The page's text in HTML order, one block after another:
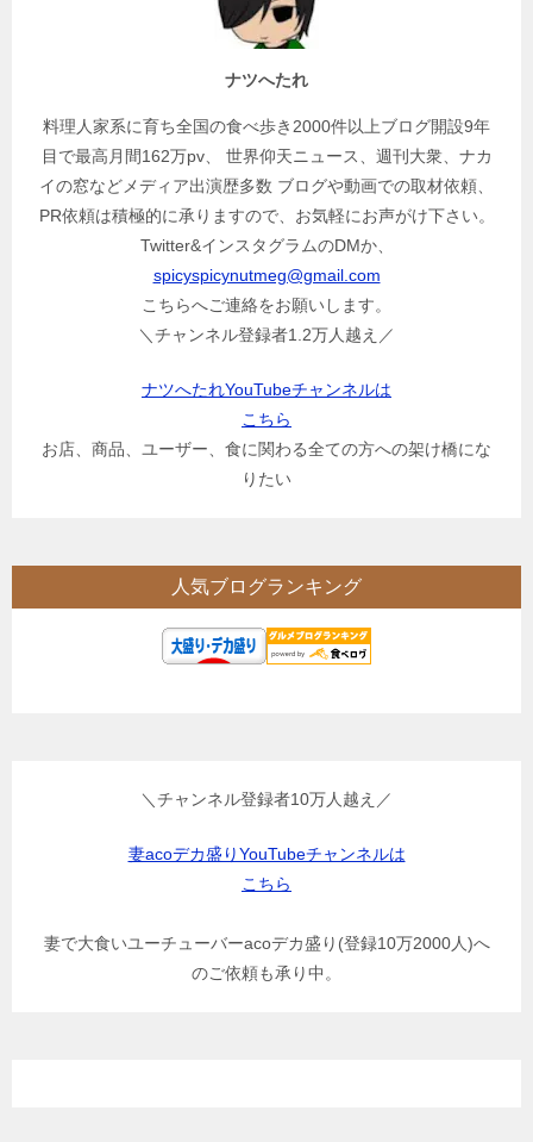
ナツへたれ
料理人家系に育ち全国の食べ歩き2000件以上ブログ開設9年
目で最高月間162万pv、 世界仰天ニュース、週刊大衆、ナカ
イの窓などメディア出演歴多数 ブログや動画での取材依頼、
PR依頼は積極的に承りますので、お気軽にお声がけ下さい。
Twitter&インスタグラムのDMか、
spicyspicynutmeg@gmail.com
こちらへご連絡をお願いします。
＼チャンネル登録者1.2万人越え／
ナツへたれYouTubeチャンネルは
こちら
お店、商品、ユーザー、食に関わる全ての方への架け橋にな
りたい
人気ブログランキング
＼チャンネル登録者10万人越え／
妻acoデカ盛りYouTubeチャンネルは
こちら
妻で大食いユーチューバーacoデカ盛り(登録10万2000人)へ
のご依頼も承り中。